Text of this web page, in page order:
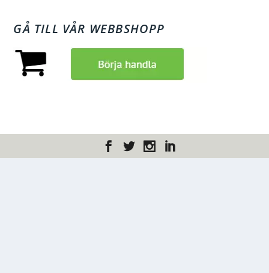
GÅ TILL VÅR WEBBSHOPP